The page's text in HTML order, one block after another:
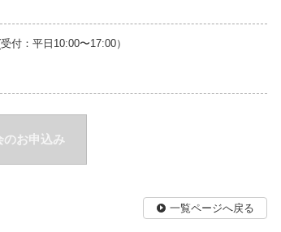
：平日10:00〜17:00）
のお申込み
一覧ページへ戻る